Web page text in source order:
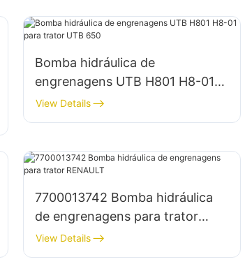
Bomba hidráulica de
engrenagens UTB H801 H8-01
para trator UTB 650
View Details
7700013742 Bomba hidráulica
de engrenagens para trator
RENAULT
View Details